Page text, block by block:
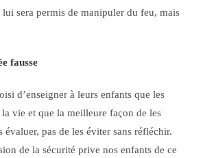
sera permis de manipuler du feu, mais
fausse
d’enseigner à leurs enfants que les
vie et que la meilleure façon de les
évaluer, pas de les éviter sans réfléchir.
de la sécurité prive nos enfants de ce